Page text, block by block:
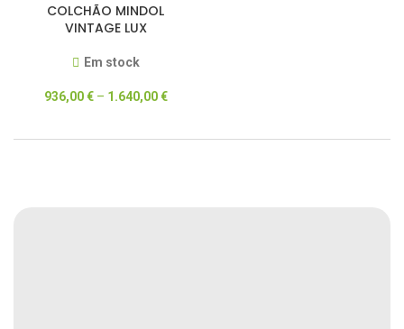
COLCHÃO MINDOL
VINTAGE LUX
Em stock
936,00€– 1.640,00€